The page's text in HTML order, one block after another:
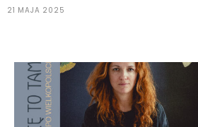
21 MAJA 2025